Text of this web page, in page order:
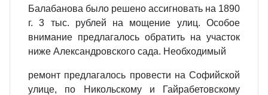
Балабанова было решено ассигновать на 1890
г. 3 тыс. рублей на мощение улиц. Особое
внимание предлагалось обратить на участок
ниже Александровского сада. Необходимый
ремонт предлагалось провести на Софийской
улице, по Никольскому и Гайрабетовскому